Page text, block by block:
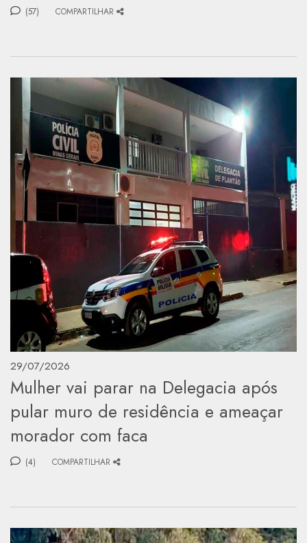
(57) COMPARTILHAR
29/07/2026
Mulher vai parar na Delegacia após
pular muro de residência e ameaçar
morador com faca
(4) COMPARTILHAR